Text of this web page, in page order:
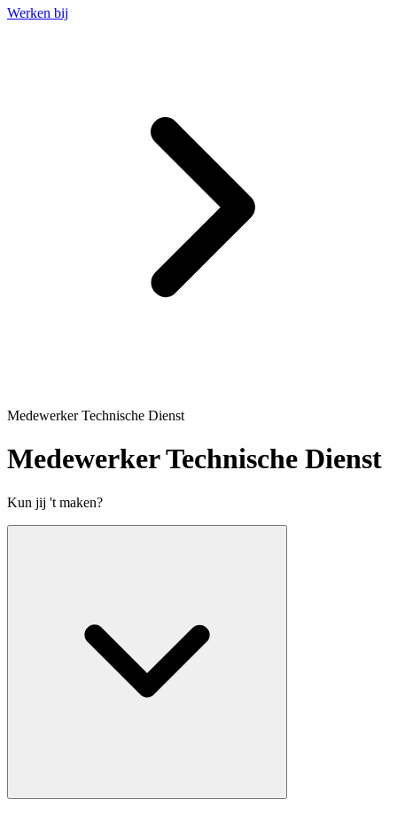
Werken bij
Medewerker Technische Dienst
Medewerker Technische Dienst
Kun jij 't maken?